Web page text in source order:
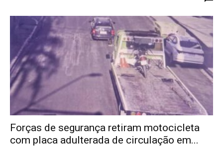
Forças de segurança retiram motocicleta
com placa adulterada de circulação em...